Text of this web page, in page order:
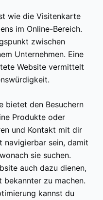
wie die Visitenkarte
im Online-Bereich.
zwischen
Unternehmen. Eine
Website vermittelt
bietet den Besuchern
Produkte oder
und Kontakt mit dir
navigierbar sein, damit
sie suchen.
auch dazu dienen,
bekannter zu machen.
kannst du